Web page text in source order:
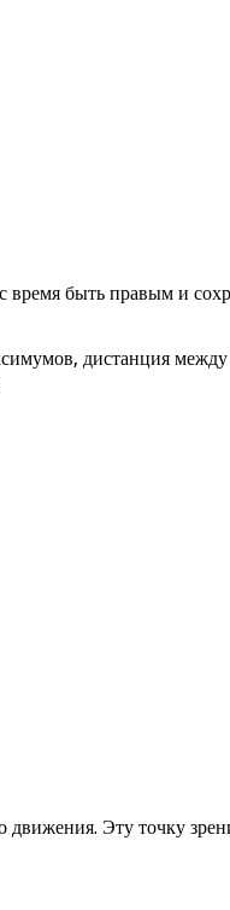
быть правым и
дистанция между
Эту точку